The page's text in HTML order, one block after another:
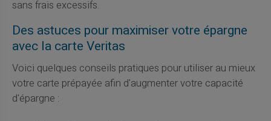
sans frais excessifs.
Des astuces pour maximiser votre épargne
avec la carte Veritas
Voici quelques conseils pratiques pour utiliser au mieux
votre carte prépayée afin d'augmenter votre capacité
d'épargne :